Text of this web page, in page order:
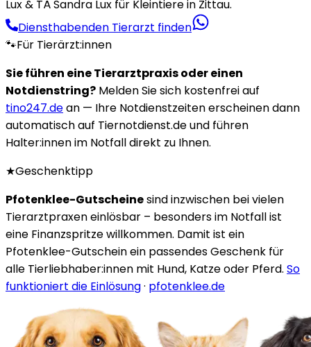
Lux & TÄ Sandra Lux für Kleintiere in Zittau.
Diensthabenden Tierarzt finden
🐾Für Tierärzt:innen
Sie führen eine Tierarztpraxis oder einen
Notdienstring? Melden Sie sich kostenfrei auf
tino247.dean — Ihre Notdienstzeiten erscheinen dann
automatisch auf Tiernotdienst.de und führen
Halter:innen im Notfall direkt zu Ihnen.
★Geschenktipp
Pfotenklee-Gutscheinesind inzwischen bei vielen
Tierarztpraxen einlösbar – besonders im Notfall ist
eine Finanzspritze willkommen. Damit ist ein
Pfotenklee-Gutschein ein passendes Geschenk für
alle Tierliebhaber:innen mit Hund, Katze oder Pferd. So
funktioniert die Einlösung· pfotenklee.de